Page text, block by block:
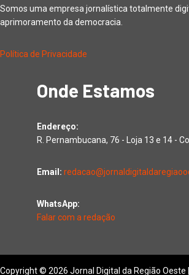
Somos uma empresa jornalística totalmente
aprimoramento da democracia.
Política de Privacidade
Onde Estamos
Endereço:
R. Pernambucana, 76 - Loja 13 e 14 -
Email:
WhatsApp:
Falar com a redação
Copyright © 2026 Jornal Digital da Região Oeste